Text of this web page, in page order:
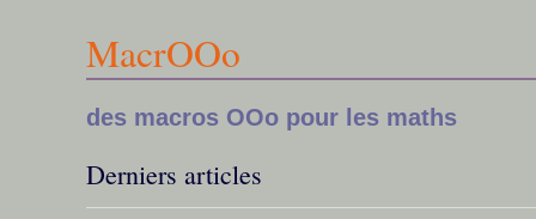
MacrOOo
des macros OOo pour les maths
Derniers articles